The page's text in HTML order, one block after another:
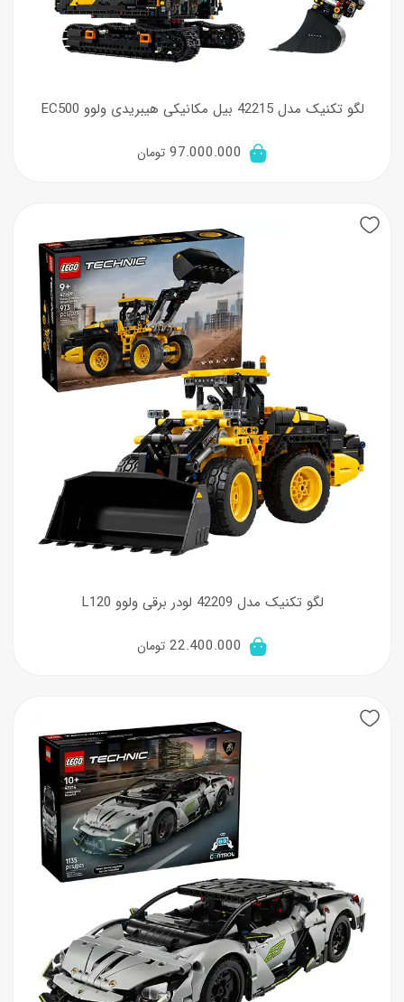
لگو تکنیک مدل 42215 بیل مکانیکی هیبریدی ولوو EC500
97.000.000 تومان
لگو تکنیک مدل 42209 لودر برقی ولوو L120
22.400.000 تومان